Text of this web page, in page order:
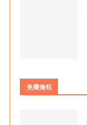
免費換領